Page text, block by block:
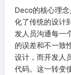
Deco的核心理
化了传统的设计
发人员沟通每一
的误差和不一致
设计，而开发人
代码。这一转变